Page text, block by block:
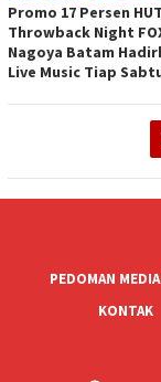
Promo 17 Persen
Throwback Night
Nagoya Batam
Live Music Tiap
PEDOMAN
KONTAK